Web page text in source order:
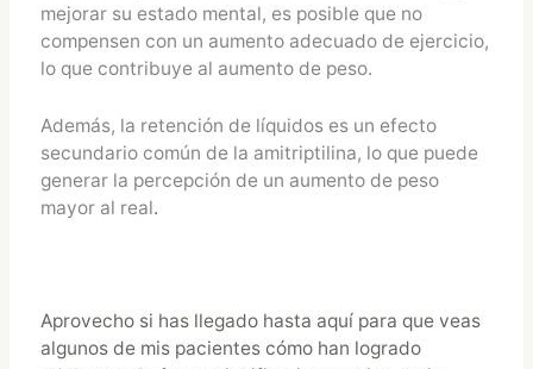
mejorar su estado mental, es posible que no
compensen con un aumento adecuado de ejercicio,
lo que contribuye al aumento de peso.
Además, la retención de líquidos es un efecto
secundario común de la amitriptilina, lo que puede
generar la percepción de un aumento de peso
mayor al real.
Aprovecho si has llegado hasta aquí para que veas
algunos de mis pacientes cómo han logrado